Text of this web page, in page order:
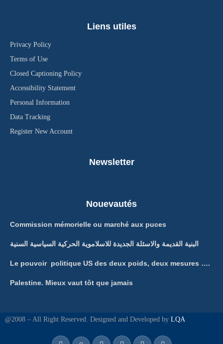
Liens utiles
Privacy Policy
Terms of Use
Closed Captioning Policy
Accessibility Statement
Personal Information
Data Tracking
Register New Account
Newsletter
Nouevautés
Commission mémorielle ou marché aux puces
البنية القديمة والاسئلة الجديدة للاسلاموية الحركية السياسية السنية
Le pouvoir politique US des deux poids, deux mesures ….
Palestine. Mieux vaut tôt que jamais
@2008 – All Right Reserved. Designed and Developed by LQA